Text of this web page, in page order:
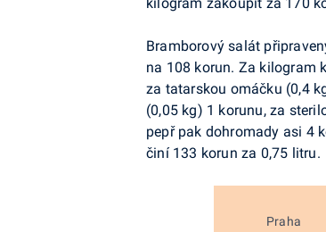
Bramborový salát
na 108 korun. Za kilogram
za tatarskou omáčku (0,4
(0,05 kg) 1 korunu, za
pepř pak dohromady asi 4
činí 133 korun za 0,75 litru.
Praha